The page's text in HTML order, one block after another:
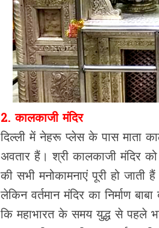
2. कालकाजी मंदिर
दिल्ली में नेहरू प्लेस के पास माता
अवतार हैं। श्री कालकाजी मंदिर
की सभी मनोकामनाएं पूरी हो जाती
लेकिन वर्तमान मंदिर का निर्माण
कि महाभारत के समय युद्ध से पहले